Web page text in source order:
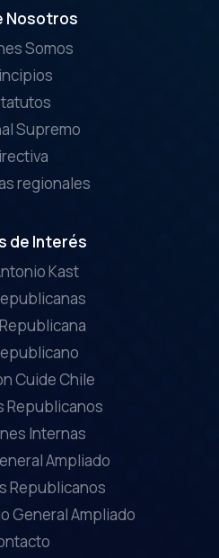
Nosotros
Somos
Supremo
regionales
de Interés
Kast
Cuide Chile
Republicanos
Internas
Ampliado
Republicanos
General Ampliado